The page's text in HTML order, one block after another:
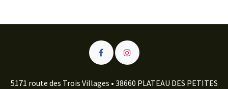
5171 route des Trois Villages • 38660 PLATEAU DES PETITES